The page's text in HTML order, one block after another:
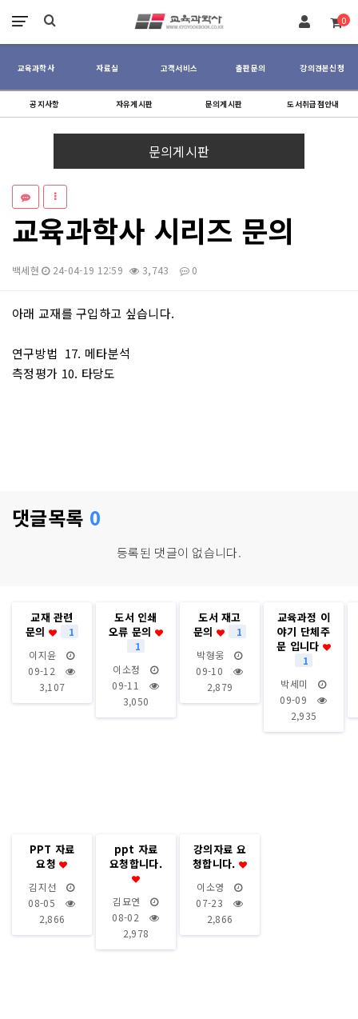
0
교육과학사 자료실 고객서비스 출판문의 강의견본신청
공지사항 자유게시판 문의게시판 도서취급점안내
문의게시판
교육과학사 시리즈 문의
백세현 24-04-19 12:59 3,743 0
본문
아래 교재를 구입하고 싶습니다.
연구방법 17. 메타분석
측정평가 10. 타당도
댓글목록 0
등록된 댓글이 없습니다.
교재 관련
문의
1
이지윤
09-12
3,107
도서 인쇄
오류 문의
1
이소정
09-11
3,050
도서 재고
문의
1
박형웅
09-10
2,879
교육과정 이
야기 단체주
문 입니다
1
박세미
09-09
2,935
PPT 자료
요청
김지선
08-05
2,866
ppt 자료
요청합니다.
김묘연
08-02
2,978
강의자료 요
청합니다.
이소영
07-23
2,866